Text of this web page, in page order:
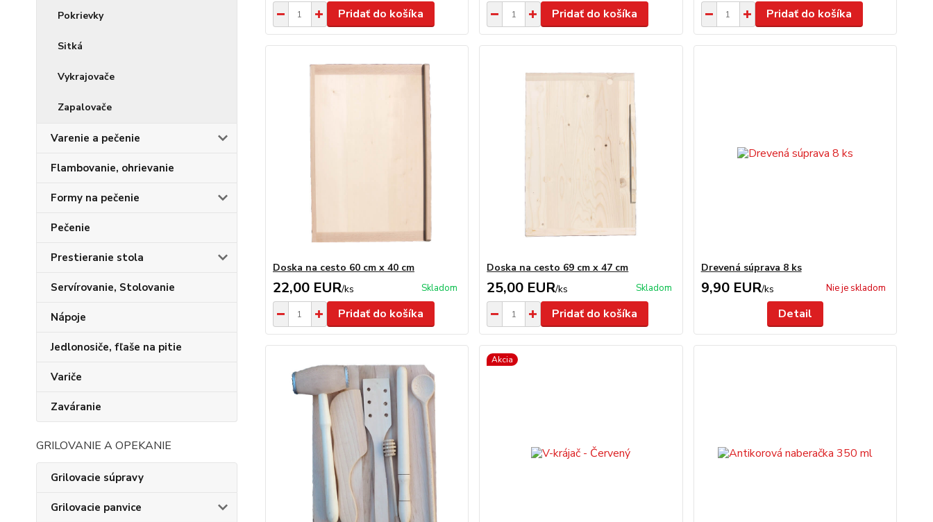
Pokrievky
Sitká
Vykrajovače
Zapalovače
Varenie a pečenie
Flambovanie, ohrievanie
Formy na pečenie
Pečenie
Prestieranie stola
Servírovanie, Stolovanie
Nápoje
Jedlonosiče, fľaše na pitie
Variče
Zaváranie
GRILOVANIE A OPEKANIE
Grilovacie súpravy
Grilovacie panvice
Pridať do košíka Pridať do košíka Pridať do košíka
Doska na cesto 60 cm x 40 cm
22,00 EUR/ks Skladom
Pridať do košíka
Doska na cesto 69 cm x 47 cm
25,00 EUR/ks Skladom
Pridať do košíka
Drevená súprava 8 ks
9,90 EUR/ks Nie je skladom
Detail
Akcia